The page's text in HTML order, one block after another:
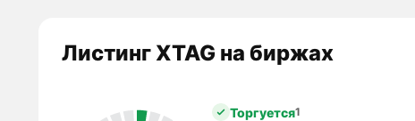
Листинг XTAG на биржах
Торгуется1